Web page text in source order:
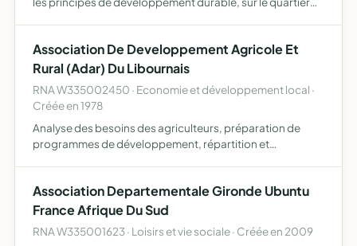
Association De Developpement Agricole Et
Rural (Adar) Du Libournais
RNA W335002450 · Economie et développement local ·
Créée en 1978
Analyse des besoins des agriculteurs, préparation de
programmes de développement, répartition et
Association Departementale Gironde Ubuntu
France Afrique Du Sud
RNA W335001623 · Loisirs et vie sociale · Créée en 2009